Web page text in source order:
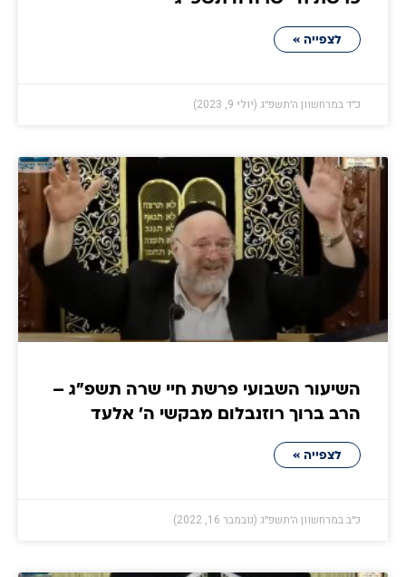
לצפייה »
כ״ד במרחשוון ה׳תשפ״ג (יולי 9, 2023)
השיעור השבועי פרשת חיי שרה תשפ"ג –
הרב ברוך רוזנבלום מבקשי ה' אלעד
לצפייה »
כ״ב במרחשוון ה׳תשפ״ג (נובמבר 16, 2022)